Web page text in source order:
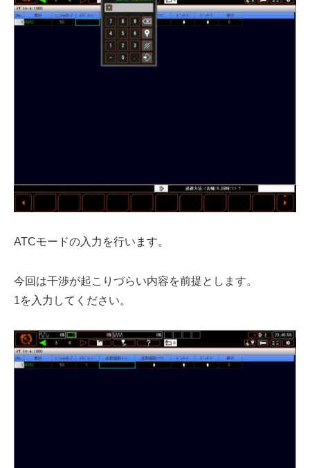
ATCモードの入力を行います。
今回は干渉が起こりづらい内容を前提とします。
1を入力してください。